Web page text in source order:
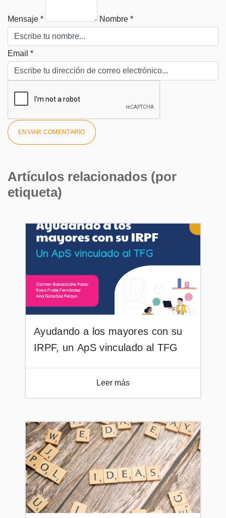
Mensaje * Nombre *
Email *
Artículos relacionados (por
etiqueta)
Ayudando a los mayores con su
IRPF, un ApS vinculado al TFG
Leer más